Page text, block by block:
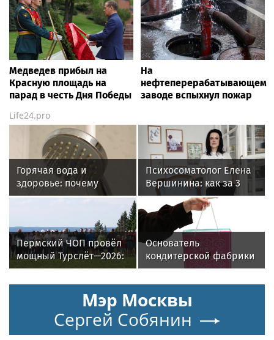
Медведев прибыл на
Красную площадь на
парад в честь Дня Победы
На
нефтеперерабатывающем
заводе вспыхнул пожар
Life24.pro
Горячая вода и
здоровье: почему
важен исправный
Психосоматолог Елена
Вершинина: как за 3
минуты вернуть себе
равновесие
Пермский ЧОП провёл
мощный Турслёт—2026:
фото, результаты и
впечатления от
Основатель
кондитерской фабрики
«Dy’Nastie» Георгий
Хачинян: как
необычные добавки в
шоколаде реально
работают, а какие -
маркетинг
Мэр Москвы
Сергей Собянин